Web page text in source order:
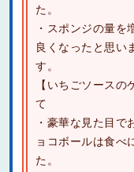
・スポンジの量
良くなったと思い
【いちごソースの
・豪華な見た目
ョコボールは食べ